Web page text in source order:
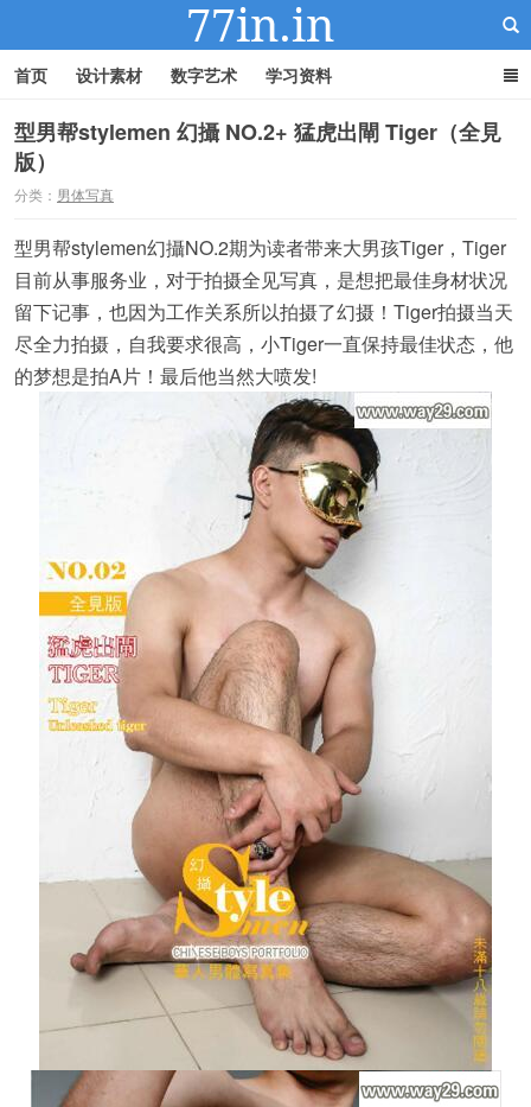
首页 设计素材 数字艺术 学习资料
型男帮stylemen 幻攝 NO.2+ 猛虎出閘 Tiger（全見
版）
分类： 男体写真
型男帮stylemen幻攝NO.2期为读者带来大男孩Tiger，Tiger
目前从事服务业，对于拍摄全见写真，是想把最佳身材状况
留下记事，也因为工作关系所以拍摄了幻摄！Tiger拍摄当天
尽全力拍摄，自我要求很高，小Tiger一直保持最佳状态，他
的梦想是拍A片！最后他当然大喷发!